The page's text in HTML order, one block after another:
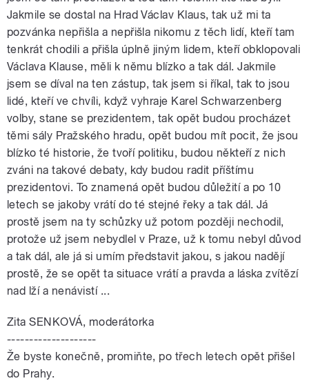
Jakmile se dostal na Hrad Václav Klaus, tak už mi ta
pozvánka nepřišla a nepřišla nikomu z těch lidí, kteří tam
tenkrát chodili a přišla úplně jiným lidem, kteří obklopovali
Václava Klause, měli k němu blízko a tak dál. Jakmile
jsem se díval na ten zástup, tak jsem si říkal, tak to jsou
lidé, kteří ve chvíli, když vyhraje Karel Schwarzenberg
volby, stane se prezidentem, tak opět budou procházet
těmi sály Pražského hradu, opět budou mít pocit, že jsou
blízko té historie, že tvoří politiku, budou někteří z nich
zváni na takové debaty, kdy budou radit příštímu
prezidentovi. To znamená opět budou důležití a po 10
letech se jakoby vrátí do té stejné řeky a tak dál. Já
prostě jsem na ty schůzky už potom později nechodil,
protože už jsem nebydlel v Praze, už k tomu nebyl důvod
a tak dál, ale já si umím představit jakou, s jakou nadějí
prostě, že se opět ta situace vrátí a pravda a láska zvítězí
nad lží a nenávistí ...
Zita SENKOVÁ, moderátorka
--------------------
Že byste konečně, promiňte, po třech letech opět přišel
do Prahy.